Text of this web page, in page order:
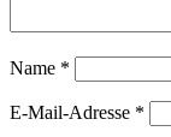
Name *
E-Mail-Adresse *